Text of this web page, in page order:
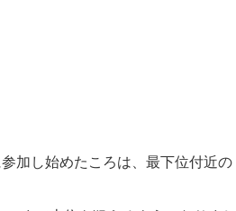
加し始めたころは、最下位付近の